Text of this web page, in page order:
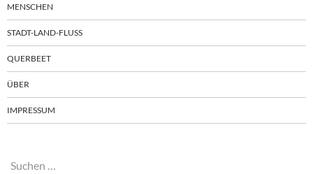
MENSCHEN
STADT-LAND-FLUSS
QUERBEET
ÜBER
IMPRESSUM
Suchen